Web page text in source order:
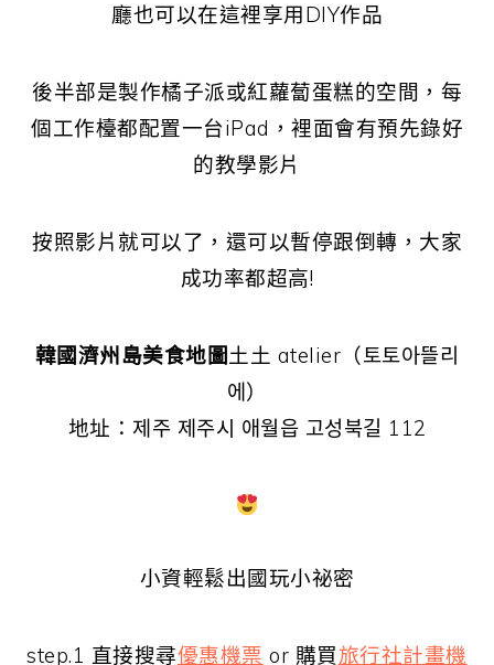
廳也可以在這裡享用DIY作品
後半部是製作橘子派或紅蘿蔔蛋糕的空間，每
個工作檯都配置一台iPad，裡面會有預先錄好
的教學影片
按照影片就可以了，還可以暫停跟倒轉，大家
成功率都超高!
韓國濟州島美食地圖土土 atelier（토토아뜰리
에）
地址：제주 제주시 애월읍 고성북길 112
小資輕鬆出國玩小祕密
step.1 直接搜尋優惠機票 or 購買旅行社計畫機